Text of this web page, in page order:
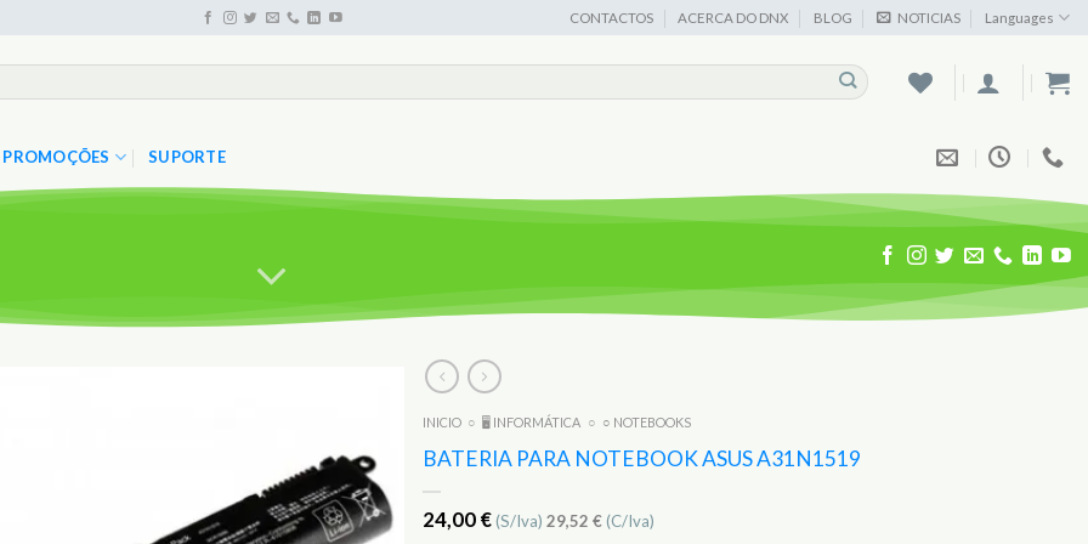
CONTACTOS ACERCA DO DNX BLOG NOTICIAS Languages
PROMOÇÕES SUPORTE
Favoritos
INICIO ○ 🖥️ INFORMÁTICA ○ ○ NOTEBOOKS
BATERIA PARA NOTEBOOK ASUS A31N1519
24,00 € (S/Iva) 29,52 € (C/Iva)